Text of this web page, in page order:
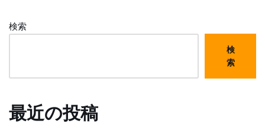
検索
検
索
最近の投稿